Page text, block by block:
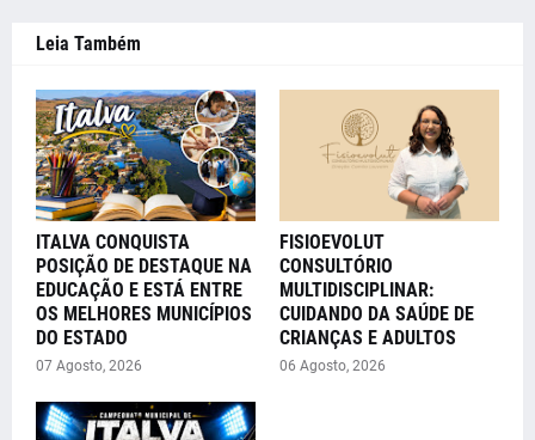
Leia Também
ITALVA CONQUISTA
POSIÇÃO DE DESTAQUE NA
EDUCAÇÃO E ESTÁ ENTRE
OS MELHORES MUNICÍPIOS
DO ESTADO
07 Agosto, 2026
FISIOEVOLUT
CONSULTÓRIO
MULTIDISCIPLINAR:
CUIDANDO DA SAÚDE DE
CRIANÇAS E ADULTOS
06 Agosto, 2026